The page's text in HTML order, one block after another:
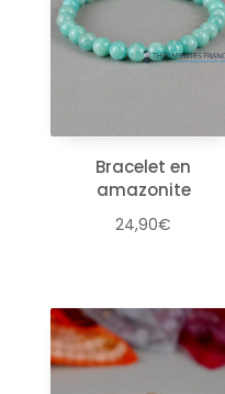
Bracelet en
amazonite
24,90€